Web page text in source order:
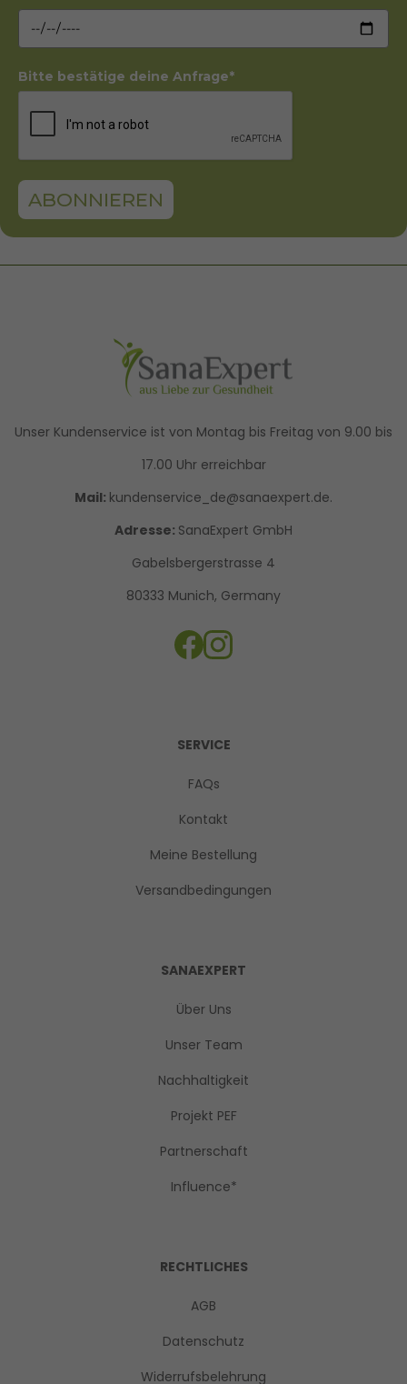
Bitte bestätige deine Anfrage*
ABONNIEREN
Unser Kundenservice ist von Montag bis Freitag von 9.00 bis
17.00 Uhr erreichbar
Mail: kundenservice_de@sanaexpert.de.
Adresse: SanaExpert GmbH
Gabelsbergerstrasse 4
80333 Munich, Germany
SERVICE
FAQs
Kontakt
Meine Bestellung
Versandbedingungen
SANAEXPERT
Über Uns
Unser Team
Nachhaltigkeit
Projekt PEF
Partnerschaft
Influence*
RECHTLICHES
AGB
Datenschutz
Widerrufsbelehrung